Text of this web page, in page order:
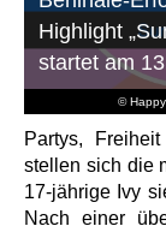
©
Highlight
startet am
Partys,
stellen sich die
17-jährige Ivy
Nach einer